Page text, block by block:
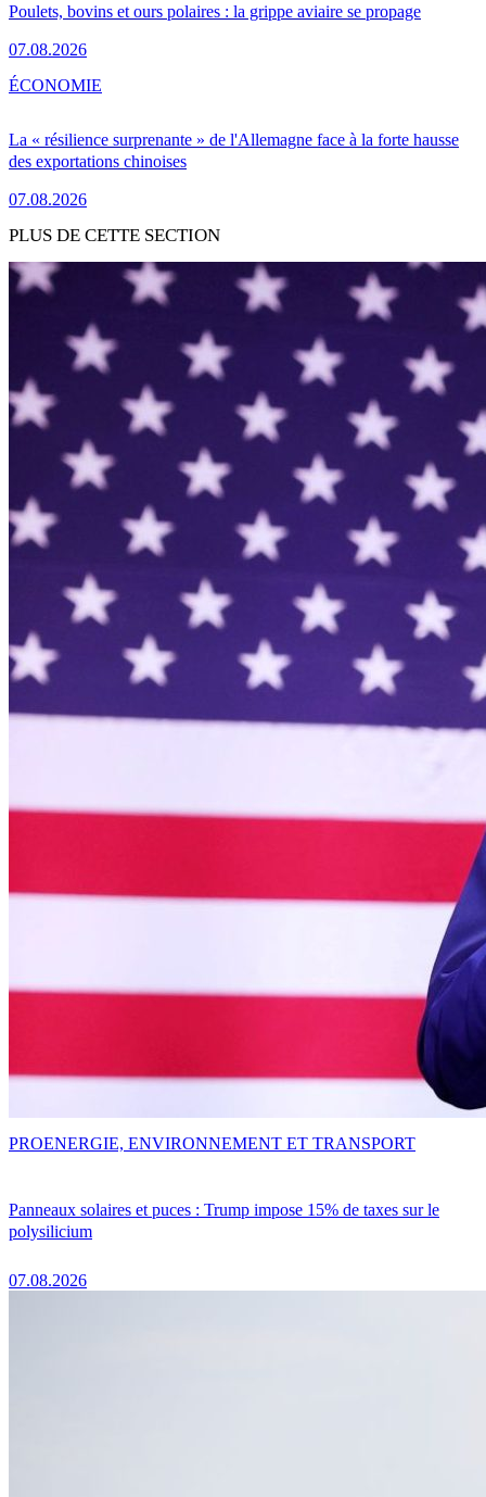
Poulets, bovins et ours polaires : la grippe aviaire se propage
07.08.2026
La « résilience surprenante » de l'Allemagne face à la forte hausse
des exportations chinoises
07.08.2026
ÉCONOMIE
PLUS DE CETTE SECTION
Panneaux solaires et puces : Trump impose 15% de taxes sur le
polysilicium
07.08.2026
PROENERGIE, ENVIRONNEMENT ET TRANSPORT